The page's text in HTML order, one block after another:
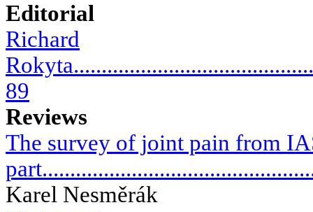
Editorial
Richard
89
Reviews
The survey of joint pain from
Karel Nesměrák